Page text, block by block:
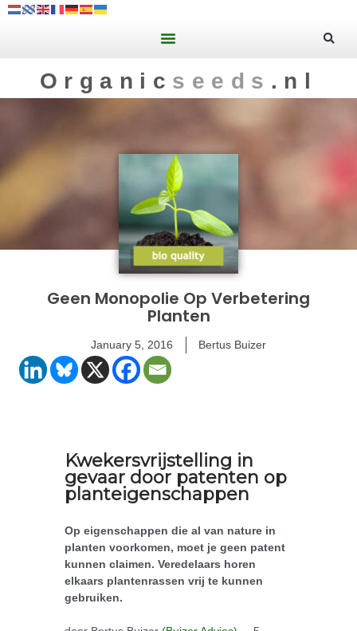
Organic seeds .nl
Geen Monopolie Op Verbetering
Planten
January 5, 2016 Bertus Buizer
Kwekersvrijstelling in
gevaar door patenten op
planteigenschappen
Op eigenschappen die al van nature in
planten voorkomen, moet je geen patent
kunnen claimen. Veredelaars horen
elkaars plantenrassen vrij te kunnen
gebruiken.